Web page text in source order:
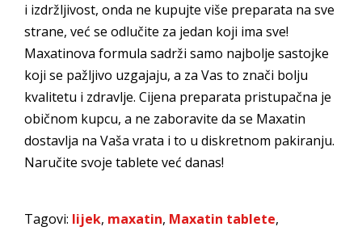
i izdržljivost, onda ne kupujte više preparata na sve
strane, već se odlučite za jedan koji ima sve!
Maxatinova formula sadrži samo najbolje sastojke
koji se pažljivo uzgajaju, a za Vas to znači bolju
kvalitetu i zdravlje. Cijena preparata pristupačna je
običnom kupcu, a ne zaboravite da se Maxatin
dostavlja na Vaša vrata i to u diskretnom pakiranju.
Naručite svoje tablete već danas!
Tagovi: lijek, maxatin, Maxatin tablete,